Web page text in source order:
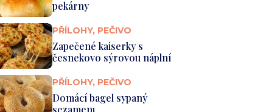
pekárny
PŘÍLOHY, PEČIVO
Zapečené kaiserky s
česnekovo sýrovou náplní
PŘÍLOHY, PEČIVO
Domácí bagel sypaný
sezamem